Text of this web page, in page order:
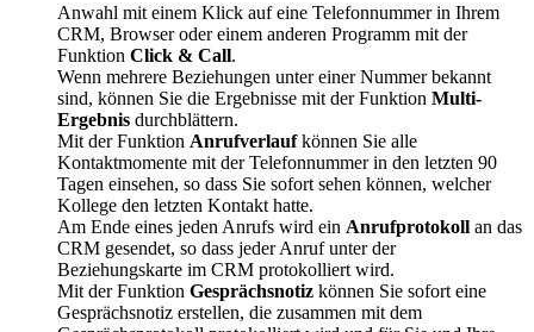
Anwahl mit einem Klick auf eine Telefonnummer in Ihrem
CRM, Browser oder einem anderen Programm mit der
Funktion Click & Call.
Wenn mehrere Beziehungen unter einer Nummer bekannt
sind, können Sie die Ergebnisse mit der Funktion Multi-
Ergebnis durchblättern.
Mit der Funktion Anrufverlaufkönnen Sie alle
Kontaktmomente mit der Telefonnummer in den letzten 90
Tagen einsehen, so dass Sie sofort sehen können, welcher
Kollege den letzten Kontakt hatte.
Am Ende eines jeden Anrufs wird ein Anrufprotokoll an das
CRM gesendet, so dass jeder Anruf unter der
Beziehungskarte im CRM protokolliert wird.
Mit der Funktion Gesprächsnotiz können Sie sofort eine
Gesprächsnotiz erstellen, die zusammen mit dem